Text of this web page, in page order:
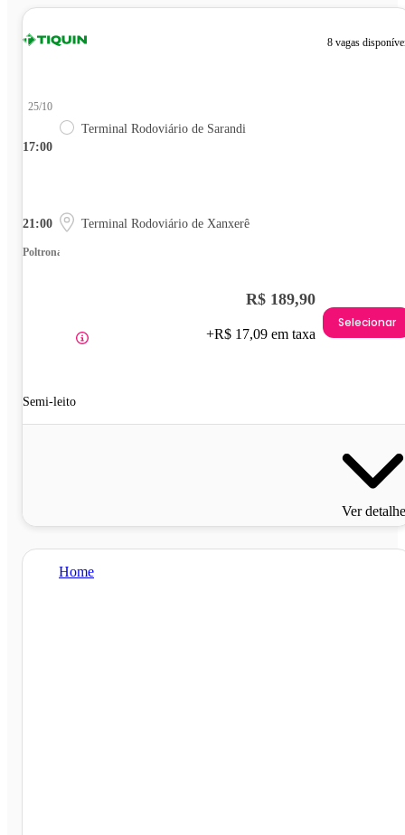
8 vagas
17:00
25/10
Terminal Rodoviário de Sarandi
21:00 Terminal Rodoviário de Xanxerê
Poltrona
Semi-leito
R$ 189,90
+R$ 17,09 em taxa
Selecionar
Ver
Home